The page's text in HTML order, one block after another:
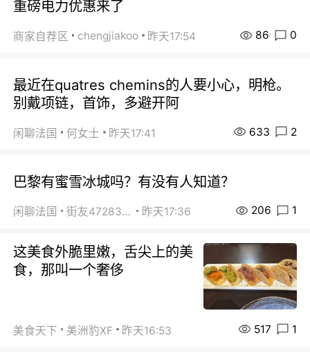
重磅电力优惠来了
商家自荐区 chengjiakoo 昨天17:54 86 0
最近在quatres chemins的人要小心，明枪。
别戴项链，首饰，多避开阿
闲聊法国 何女士 昨天17:41 633 2
巴黎有蜜雪冰城吗？有没有人知道？
闲聊法国 街友472838572 昨天17:36 206 1
这美食外脆里嫩，舌尖上的美
食，那叫一个奢侈
美食天下 美洲豹XF 昨天16:53 517 1